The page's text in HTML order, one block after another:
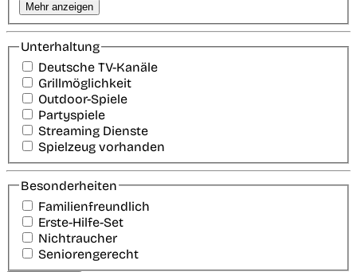
Mehr anzeigen
Unterhaltung
Deutsche TV-Kanäle
Grillmöglichkeit
Outdoor-Spiele
Partyspiele
Streaming Dienste
Spielzeug vorhanden
Besonderheiten
Familienfreundlich
Erste-Hilfe-Set
Nichtraucher
Seniorengerecht